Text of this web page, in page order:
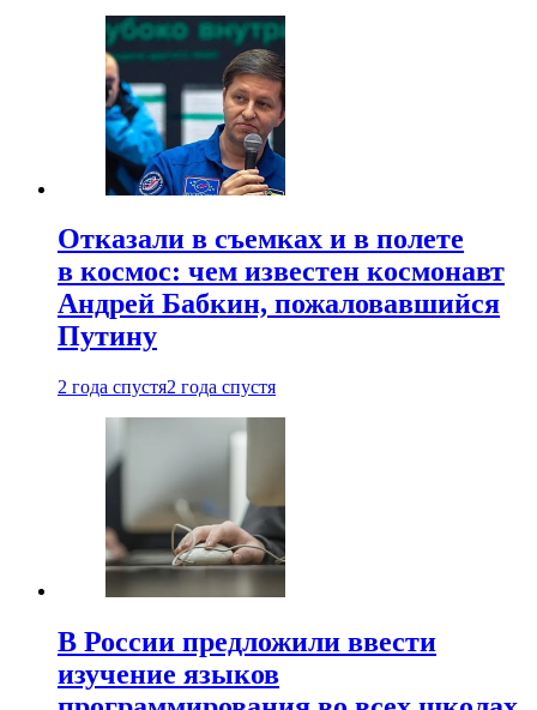
Отказали в съемках и в полете
в космос: чем известен космонавт
Андрей Бабкин, пожаловавшийся
Путину
2 года спустя2 года спустя
В России предложили ввести
изучение языков